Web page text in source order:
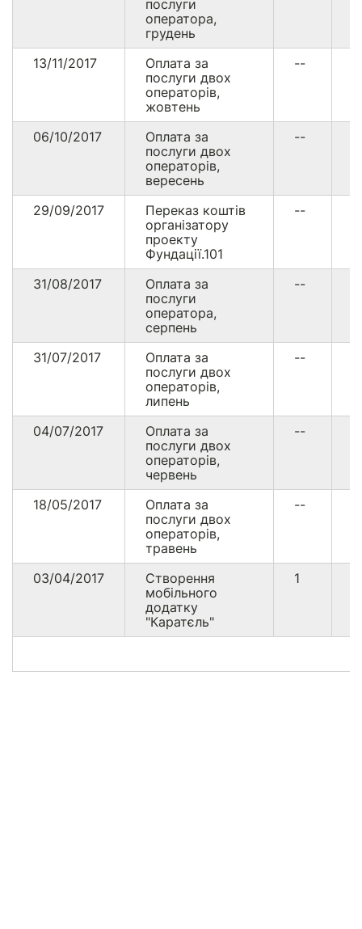
послуги
оператора,
грудень
13/11/2017
Оплата за
послуги двох
операторів,
жовтень
--
06/10/2017
Оплата за
послуги двох
операторів,
вересень
--
29/09/2017
Переказ коштів
організатору
проекту
Фундації.101
--
31/08/2017
Оплата за
послуги
оператора,
серпень
--
31/07/2017
Оплата за
послуги двох
операторів,
липень
--
04/07/2017
Оплата за
послуги двох
операторів,
червень
--
18/05/2017
Оплата за
послуги двох
операторів,
травень
--
03/04/2017
Створення
мобільного
додатку
"Каратєль"
1